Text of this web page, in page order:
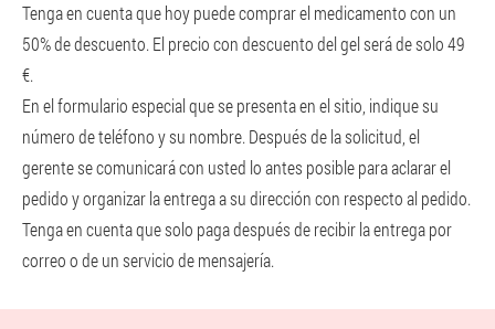
Tenga en cuenta que hoy puede comprar el medicamento con un
50% de descuento. El precio con descuento del gel será de solo 49
€.
En el formulario especial que se presenta en el sitio, indique su
número de teléfono y su nombre. Después de la solicitud, el
gerente se comunicará con usted lo antes posible para aclarar el
pedido y organizar la entrega a su dirección con respecto al pedido.
Tenga en cuenta que solo paga después de recibir la entrega por
correo o de un servicio de mensajería.